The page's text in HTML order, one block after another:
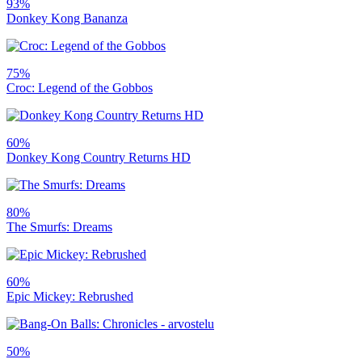
93%
Donkey Kong Bananza
75%
Croc: Legend of the Gobbos
60%
Donkey Kong Country Returns HD
80%
The Smurfs: Dreams
60%
Epic Mickey: Rebrushed
50%